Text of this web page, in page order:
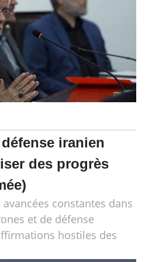
iranien
des progrès
constantes dans
et de défense
hostiles des